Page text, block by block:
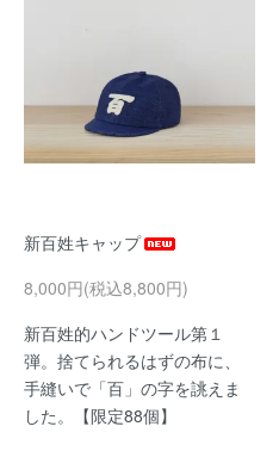
新百姓キャップ
8,000円(税込8,800円)
新百姓的ハンドツール第１
弾。捨てられるはずの布に、
手縫いで「百」の字を誂えま
した。【限定88個】